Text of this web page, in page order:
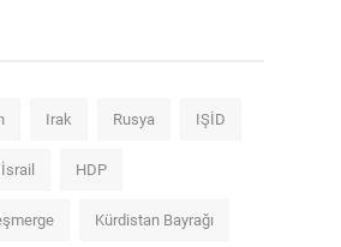
Irak Rusya IŞİD
İsrail HDP
Kürdistan Bayrağı